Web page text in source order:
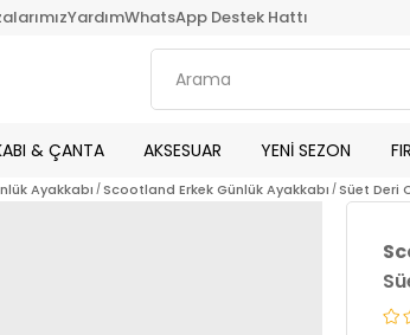
YardımWhatsApp Destek Hattı
& ÇANTA AKSESUAR YENİ SEZON
Ayakkabı Scootland Erkek Günlük Ayakkabı Süet Deri